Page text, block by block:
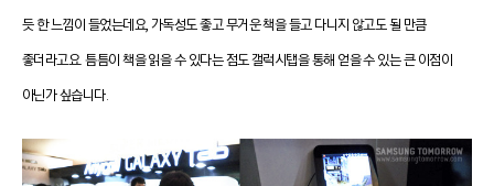
듯 한 느낌이 들었는데요, 가독성도 좋고 무거운 책을 들고 다니지 않고도 될 만큼
좋더라고요. 틈틈이 책을 읽을 수 있다는 점도 갤럭시탭을 통해 얻을 수 있는 큰 이점이
아닌가 싶습니다.